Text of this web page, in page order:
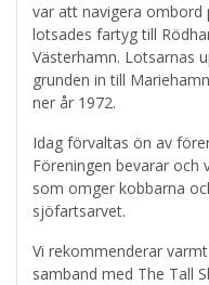
var att navigera ombord
lotsades fartyg till
Västerhamn. Lotsarnas
grunden in till
ner år 1972.
Idag förvaltas ön av
Föreningen bevarar och
som omger kobbarna
sjöfartsarvet.
Vi rekommenderar
samband med The Tall